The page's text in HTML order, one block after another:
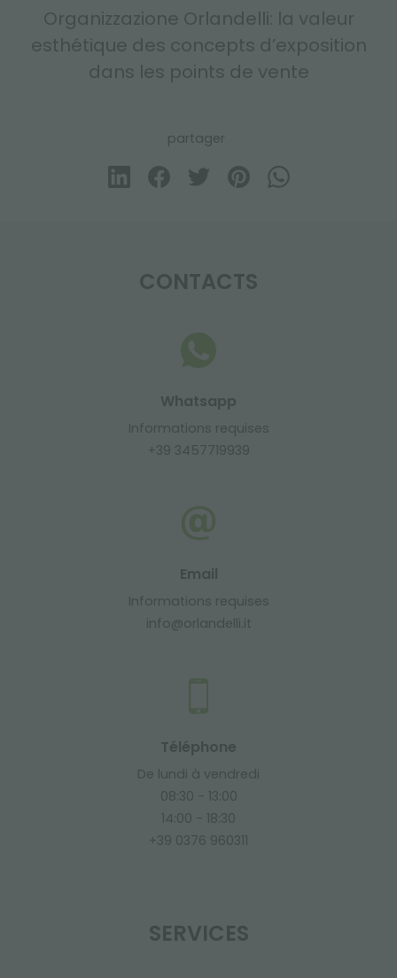
Organizzazione Orlandelli: la valeur
esthétique des concepts d’exposition
dans les points de vente
partager
CONTACTS
Whatsapp
Informations requises
+39 3457719939
Email
Informations requises
info@orlandelli.it
Téléphone
De lundi à vendredi
08:30 - 13:00
14:00 - 18:30
+39 0376 960311
SERVICES